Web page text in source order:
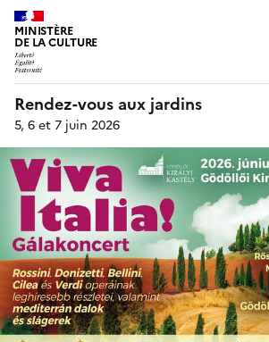
MINISTÈRE
DE LA CULTURE
Rendez-vous aux jardins
5, 6 et 7 juin 2026